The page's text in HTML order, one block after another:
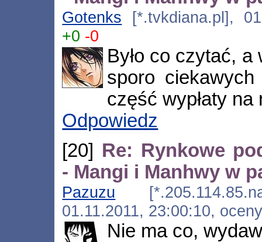
Gotenks [*.tvkdiana.pl],
+0 -0
Było co czytać,
sporo
część wypłaty na
Odpowiedz
[20] Re: Rynkowe
- Mangi i Manhwy w
Pazuzu
01.11.2011, 23:00:10,
Nie ma co,